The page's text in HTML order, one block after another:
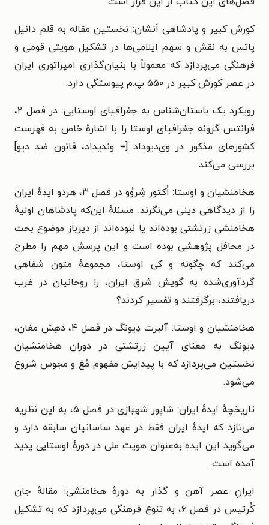
کورش کبیر و پادشاهی اَنشان: نخستین مقاله به قلم دانیل
پاتس به نقش و سهم ایلامی‌ها در تشکیل هویتی قومی و
فرهنگی می‌پردازد که معمولاً با بنیان‌گذاری امپراتوری ایران
در عصر کورش کبیر در ۵۵۰ پ.م پیوستگی دارد.
رویکرد یک باستان‌شناس به جغرافیای اوستایی: در فصل ۲،
فرانتس گرونه جغرافیای اوستا را با اشارهٔ خاص به فهرست
کشورهای مذکور در وی‌دیوداد [= وندیداد، قانون ضد دیو]
بررسی می‌کند.
هخامنشیان و اوستا: اُکتور شِروُو در فصل ۳، هردو ایدهٔ ایران
را از دیدگاهی دینی می‌نگرند. مسئلهٔ این‌که پادشاهان اولیهٔ
هخامنشی زرتشتی بوده‌اند یا نبوده‌اند از دیرباز موضوع بحث
در محافل پژوهشی بوده است و این پرسش مهم را مطرح
می‌کند که چگونه و کی اوستا، مجموعهٔ متون شفاهی
گردآوری‌شده به گویش شرق ایران، را روحانیان در غرب
دریافتند، برگرفتند و تفسیر کردند؟
هخامنشیان و اوستا: آلبرت دِیونگ در فصل ۴، دَهِش مغان،
دِ‌یونگ به معنای آیین زرتشتی در دوران هخامنشیان
نخستین می‌پردازد که با پیدایش مفهوم مُغ و مجوس شروع
می‌شود.
تاریخچهٔ ایدهٔ ایران: شاپور شهبازی در فصل ۵، به این نظریه
می‌تازد که ایدهٔ ایران فقط در عهد ساسانیان سابقه دارد و
می‌گوید این ایده به‌عنوان هویت ملی در دورهٔ اوستایی پدید
آمده است.
ایرانِ عصر آهن و گذار به دورهٔ هخامنشی: مقالهٔ جان
کُرتیس در فصل ۶، به تنوع فرهنگی می‌پردازد که به تشکیل